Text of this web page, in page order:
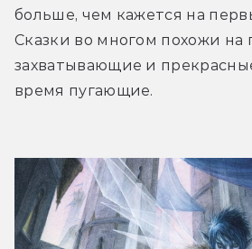
больше, чем кажется на
Сказки во многом похожи на
захватывающие и
время пугающие.